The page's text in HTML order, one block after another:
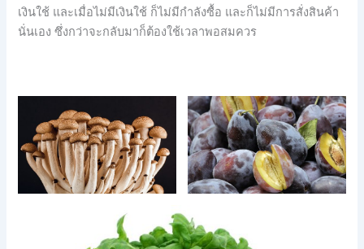
เงินใช้ และเมื่อไม่มีเงินใช้ ก็ไม่มีกำลังซื้อ และก็ไม่มีการสั่งสินค้า
นั่นเอง ซึ่งกว่าจะกลับมาก็ต้องใช้เวลาพอสมควร